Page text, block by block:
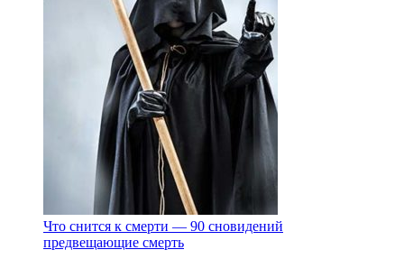
Что снится к смерти — 90 сновидений
предвещающие смерть